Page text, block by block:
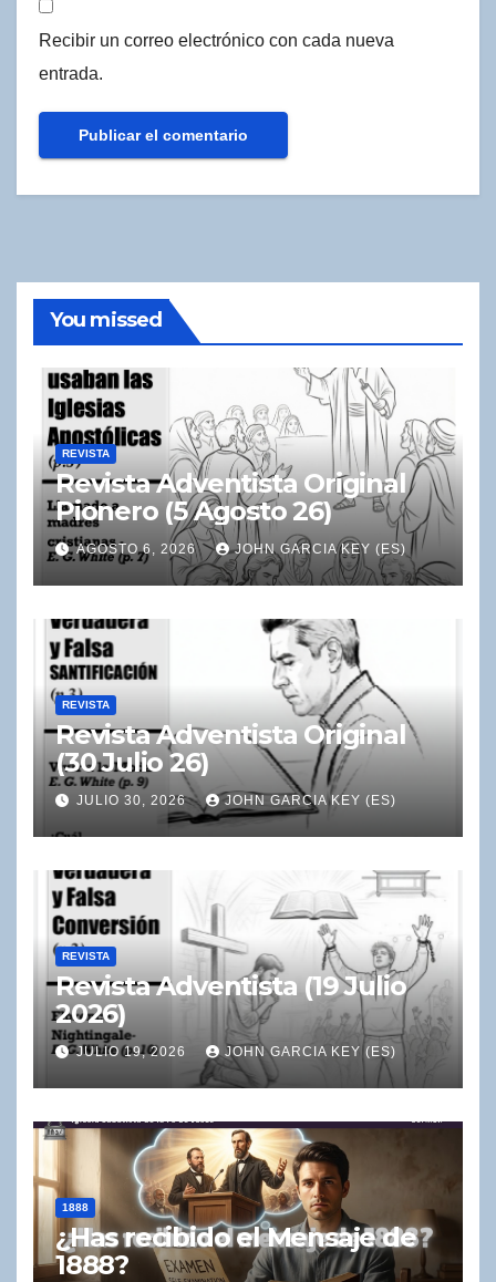
Recibir un correo electrónico con cada nueva
entrada.
You missed
REVISTA
Revista Adventista Original
Pionero (5 Agosto 26)
AGOSTO 6, 2026 JOHN GARCIA KEY (ES)
REVISTA
Revista Adventista Original
(30 Julio 26)
JULIO 30, 2026 JOHN GARCIA KEY (ES)
REVISTA
Revista Adventista (19 Julio
2026)
JULIO 19, 2026 JOHN GARCIA KEY (ES)
1888
¿Has recibido el Mensaje de
1888?